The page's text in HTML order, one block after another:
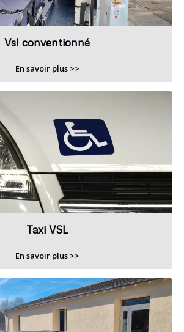
Vsl conventionné
En savoir plus >>
Taxi VSL
En savoir plus >>